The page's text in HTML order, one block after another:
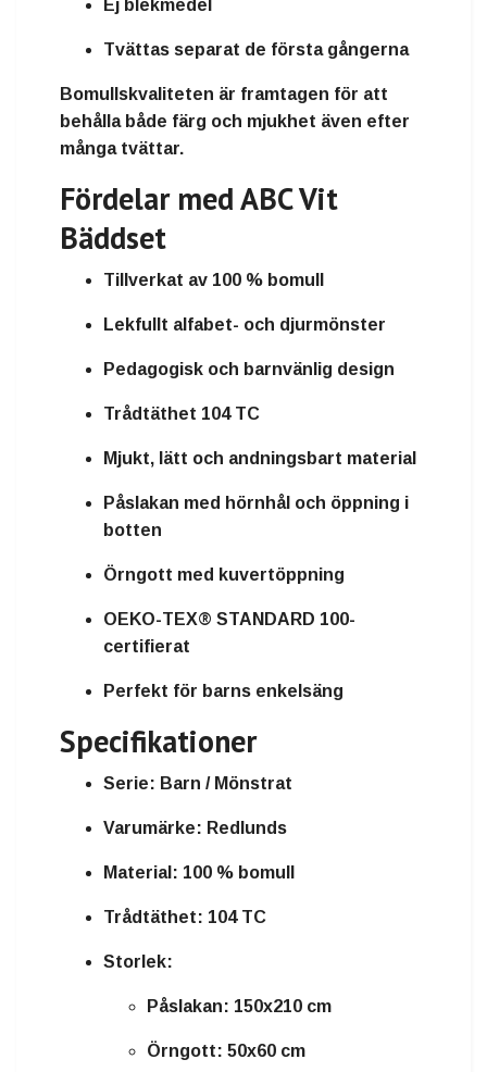
Ej blekmedel
Tvättas separat de första gångerna
Bomullskvaliteten är framtagen för att
behålla både färg och mjukhet även efter
många tvättar.
Fördelar med ABC Vit
Bäddset
Tillverkat av 100 % bomull
Lekfullt alfabet- och djurmönster
Pedagogisk och barnvänlig design
Trådtäthet 104 TC
Mjukt, lätt och andningsbart material
Påslakan med hörnhål och öppning i
botten
Örngott med kuvertöppning
OEKO-TEX® STANDARD 100-
certifierat
Perfekt för barns enkelsäng
Specifikationer
Serie: Barn / Mönstrat
Varumärke: Redlunds
Material: 100 % bomull
Trådtäthet: 104 TC
Storlek:
Påslakan: 150x210 cm
Örngott: 50x60 cm